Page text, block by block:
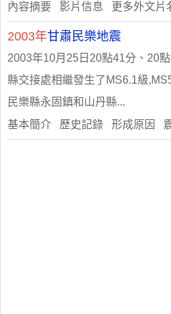
內容摘要 影片信息 更多外文
2003年甘肅民樂地震
2003年10月25日20點41分、20
縣交接處相繼發生了MS6.1級
民樂縣永固鎮和山丹縣...
基本簡介 歷史記錄 形成原因